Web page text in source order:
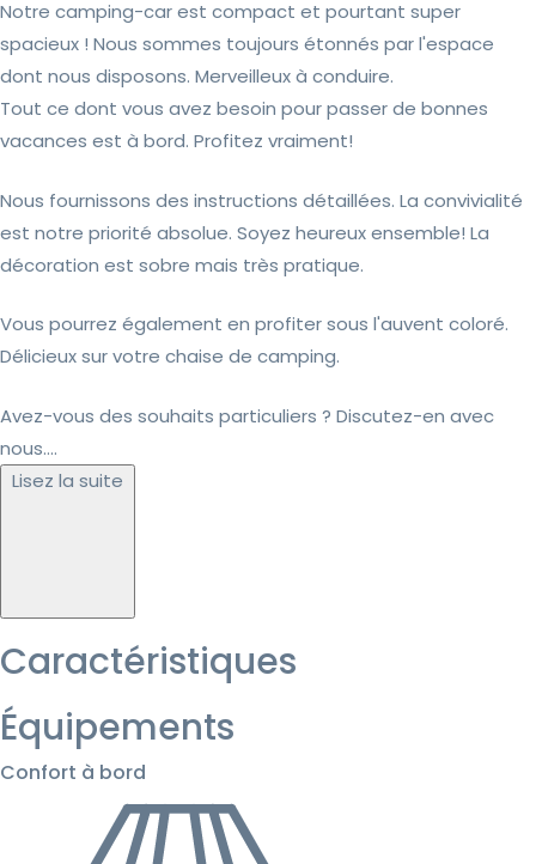
Notre camping-car est compact et pourtant super
spacieux ! Nous sommes toujours étonnés par l'espace
dont nous disposons. Merveilleux à conduire.
Tout ce dont vous avez besoin pour passer de bonnes
vacances est à bord. Profitez vraiment!
Nous fournissons des instructions détaillées. La convivialité
est notre priorité absolue. Soyez heureux ensemble! La
décoration est sobre mais très pratique.
Vous pourrez également en profiter sous l'auvent coloré.
Délicieux sur votre chaise de camping.
Avez-vous des souhaits particuliers ? Discutez-en avec
nous....
Lisez la suite
Caractéristiques
Équipements
Confort à bord